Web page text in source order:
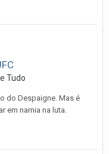
Tudo
do Despaigne. Mas é
em narnia na luta.